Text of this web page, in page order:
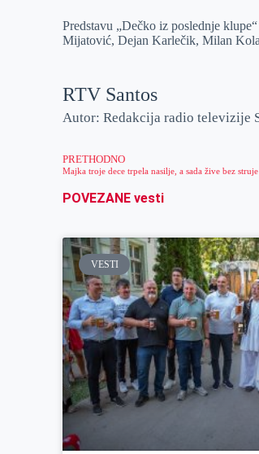
Predstavu „Dečko iz poslednje
Mijatović, Dejan Karlečik, Milan
RTV Santos
Autor: Redakcija radio televizije
PRETHODNO
Majka troje dece trpela nasilje, a sada žive bez
POVEZANE vesti
VESTI